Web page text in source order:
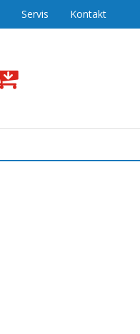
Servis Kontakt